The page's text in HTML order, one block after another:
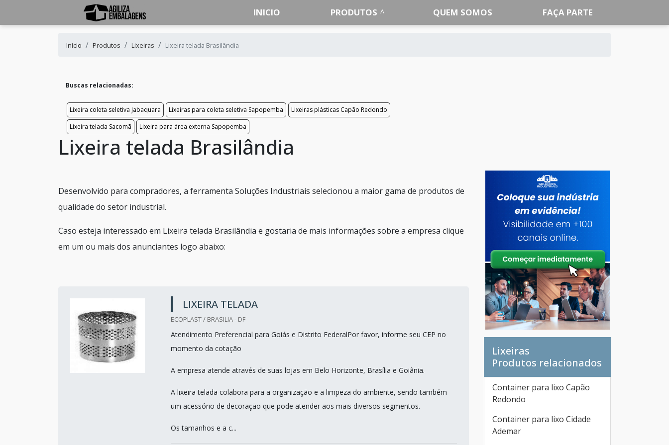
INICIO PRODUTOS QUEM SOMOS FAÇA PARTE
Início Produtos Lixeiras Lixeira telada Brasilândia
Buscas relacionadas:
Lixeira coleta seletiva Jabaquara Lixeiras para coleta seletiva Sapopemba
Lixeiras plásticas Capão Redondo
Lixeira telada Sacomã
Lixeira para área externa Sapopemba
Lixeira telada Brasilândia
Desenvolvido para compradores, a ferramenta Soluções Industriais selecionou a maior gama de produtos de
qualidade do setor industrial.
Caso esteja interessado em Lixeira telada Brasilândia e gostaria de mais informações sobre a empresa clique
em um ou mais dos anunciantes logo abaixo:
LIXEIRA TELADA
ECOPLAST / BRASILIA - DF
Atendimento Preferencial para Goiás e Distrito FederalPor favor, informe seu CEP no
momento da cotação
A empresa atende através de suas lojas em Belo Horizonte, Brasília e Goiânia.
A lixeira telada colabora para a organização e a limpeza do ambiente, sendo também
um acessório de decoração que pode atender aos mais diversos segmentos.
Os tamanhos e a c...
Lixeiras
Produtos relacionados
Container para lixo Capão
Redondo
Container para lixo Cidade
Ademar